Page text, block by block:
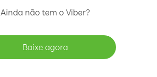
Ainda não tem o Viber?
Baixe agora